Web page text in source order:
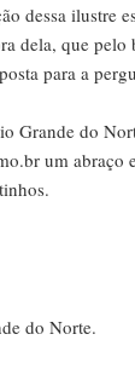
dessa ilustre
dela, que
para a
Grande do
um abraço
do Norte.